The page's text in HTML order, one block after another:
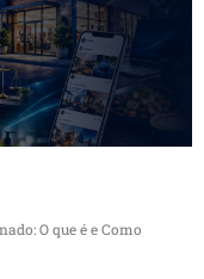
O que é e Como